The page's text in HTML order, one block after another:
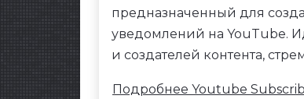
предназначенный для
уведомлений на YouTube.
и создателей контента,
Подробнее Youtube